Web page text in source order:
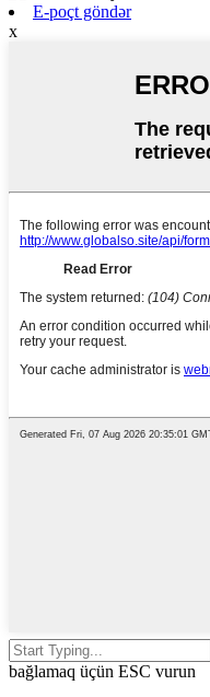
E-poçt göndər
x
bağlamaq üçün ESC vurun